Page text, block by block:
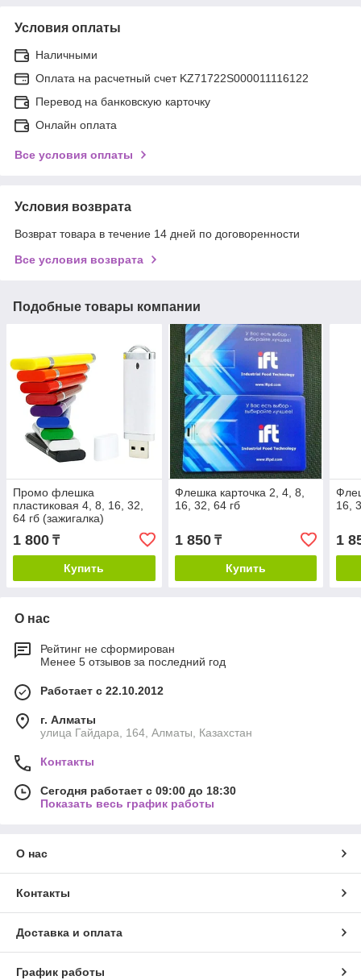
Условия оплаты
Наличными
Оплата на расчетный счет KZ71722S000011116122
Перевод на банковскую карточку
Онлайн оплата
Все условия оплаты
Условия возврата
Возврат товара в течение 14 дней по договоренности
Все условия возврата
Подобные товары компании
Промо флешка
пластиковая 4, 8, 16, 32,
64 гб (зажигалка)
1 800 ₸
Купить
Флешка карточка 2, 4, 8,
16, 32, 64 гб
1 850₸
Купить
16,
1
О нас
Рейтинг не сформирован
Менее 5 отзывов за последний год
Работает с 22.10.2012
г. Алматы
улица Гайдара, 164, Алматы, Казахстан
Контакты
Сегодня работает с 09:00 до 18:30
Показать весь график работы
О нас
Контакты
Доставка и оплата
График работы